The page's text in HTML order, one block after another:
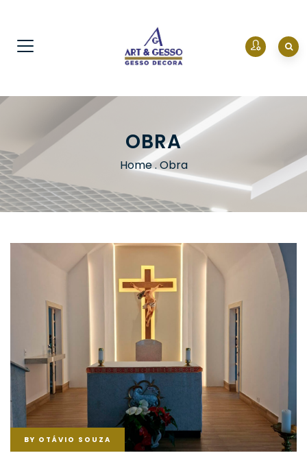
OBRA
Home.Obra
BY OTÁVIO SOUZA